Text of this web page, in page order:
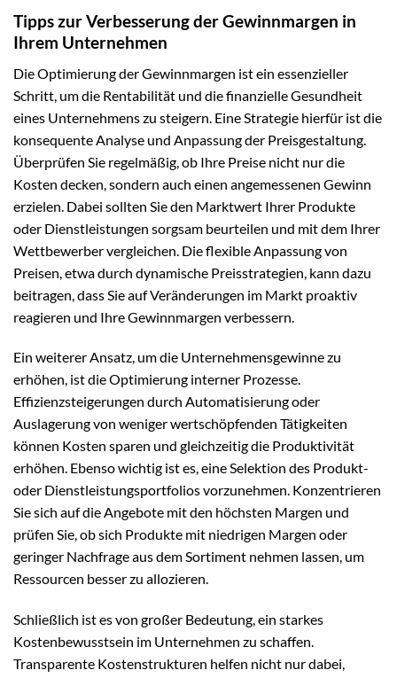
Tipps zur Verbesserung der Gewinnmargen in
Ihrem Unternehmen
Die Optimierung der Gewinnmargen ist ein essenzieller
Schritt, um die Rentabilität und die finanzielle Gesundheit
eines Unternehmens zu steigern. Eine Strategie hierfür ist die
konsequente Analyse und Anpassung der Preisgestaltung.
Überprüfen Sie regelmäßig, ob Ihre Preise nicht nur die
Kosten decken, sondern auch einen angemessenen Gewinn
erzielen. Dabei sollten Sie den Marktwert Ihrer Produkte
oder Dienstleistungen sorgsam beurteilen und mit dem Ihrer
Wettbewerber vergleichen. Die flexible Anpassung von
Preisen, etwa durch dynamische Preisstrategien, kann dazu
beitragen, dass Sie auf Veränderungen im Markt proaktiv
reagieren und Ihre Gewinnmargen verbessern.
Ein weiterer Ansatz, um die Unternehmensgewinne zu
erhöhen, ist die Optimierung interner Prozesse.
Effizienzsteigerungen durch Automatisierung oder
Auslagerung von weniger wertschöpfenden Tätigkeiten
können Kosten sparen und gleichzeitig die Produktivität
erhöhen. Ebenso wichtig ist es, eine Selektion des Produkt-
oder Dienstleistungsportfolios vorzunehmen. Konzentrieren
Sie sich auf die Angebote mit den höchsten Margen und
prüfen Sie, ob sich Produkte mit niedrigen Margen oder
geringer Nachfrage aus dem Sortiment nehmen lassen, um
Ressourcen besser zu allozieren.
Schließlich ist es von großer Bedeutung, ein starkes
Kostenbewusstsein im Unternehmen zu schaffen.
Transparente Kostenstrukturen helfen nicht nur dabei,